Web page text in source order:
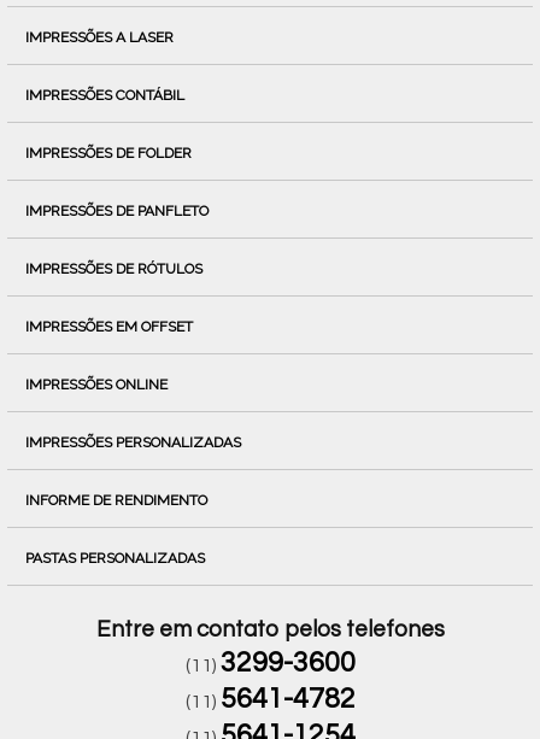
IMPRESSÕES A LASER
IMPRESSÕES CONTÁBIL
IMPRESSÕES DE FOLDER
IMPRESSÕES DE PANFLETO
IMPRESSÕES DE RÓTULOS
IMPRESSÕES EM OFFSET
IMPRESSÕES ONLINE
IMPRESSÕES PERSONALIZADAS
INFORME DE RENDIMENTO
PASTAS PERSONALIZADAS
Entre em contato pelos telefones
(11) 3299-3600
(11) 5641-4782